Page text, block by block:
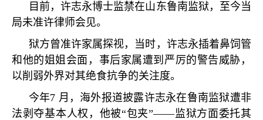
目前，许志永博士监禁在山东鲁南监狱，至今当
局未准许律师会见。
狱方曾准许家属探视，当时，许志永插着鼻饲管
和他的姐姐会面，事后家属遭到严厉的警告威胁，
以削弱外界对其绝食抗争的关注度。
今年7 月，海外报道披露许志永在鲁南监狱遭非
法剥夺基本人权，他被“包夹”——监狱方面委托其